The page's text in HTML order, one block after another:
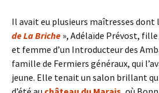
Il avait eu plusieurs maîtresses dont
de La Briche », Adélaïde Prévost, fille
et femme d’un Introducteur des
famille de Fermiers généraux, qui
jeune. Elle tenait un salon brillant